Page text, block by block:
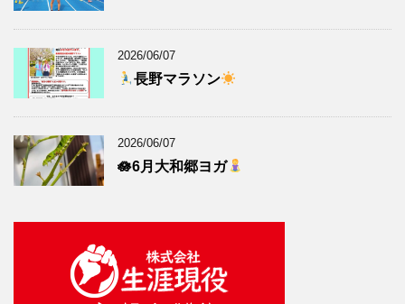
2026/06/07
長野マラソン
2026/06/07
🪷6月大和郷ヨガ